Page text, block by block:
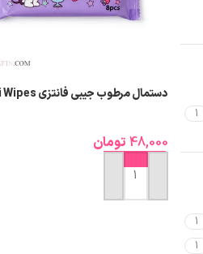
1
1
1
دستمال مرطوب جیبی فانتزی Mini Wipes
48,000 تومان
افزودن به سبد خرید